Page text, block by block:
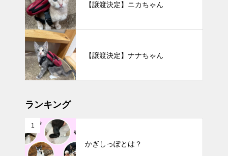
【譲渡決定】ニカちゃん
【譲渡決定】ナナちゃん
ランキング
1
かぎしっぽとは？